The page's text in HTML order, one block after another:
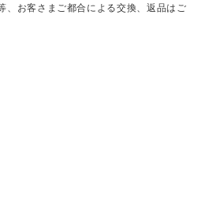
、お客さまご都合による交換、返品はご